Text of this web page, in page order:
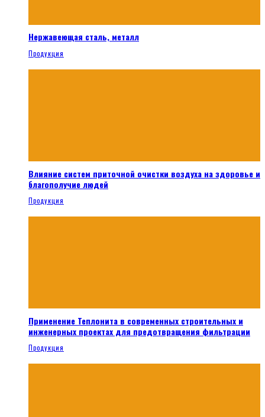
Нержавеющая сталь, металл
Продукция
Влияние систем приточной очистки воздуха на здоровье и
благополучие людей
Продукция
Применение Теплонита в современных строительных и
инженерных проектах для предотвращения фильтрации
Продукция